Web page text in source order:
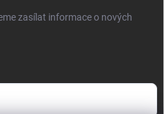
zasílat informace o nových